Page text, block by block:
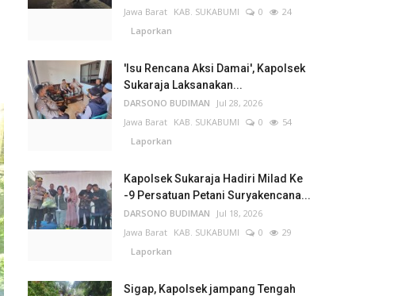
Jawa Barat KAB. SUKABUMI 0
24
Laporkan
'Isu Rencana Aksi Damai', Kapolsek
Sukaraja Laksanakan...
DARSONO BUDIMAN
Jul 28, 2026
Jawa Barat KAB. SUKABUMI 0
54
Laporkan
Kapolsek Sukaraja Hadiri Milad Ke
-9 Persatuan Petani Suryakencana...
DARSONO BUDIMAN
Jul 18, 2026
Jawa Barat KAB. SUKABUMI 0
29
Laporkan
Sigap, Kapolsek jampang Tengah